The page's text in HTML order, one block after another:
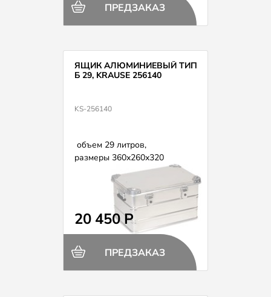
ПРЕДЗАКАЗ
ЯЩИК АЛЮМИНИЕВЫЙ ТИП
Б 29, KRAUSE 256140
KS-256140
объем 29 литров,
размеры 360х260х320
20 450 Р
ПРЕДЗАКАЗ